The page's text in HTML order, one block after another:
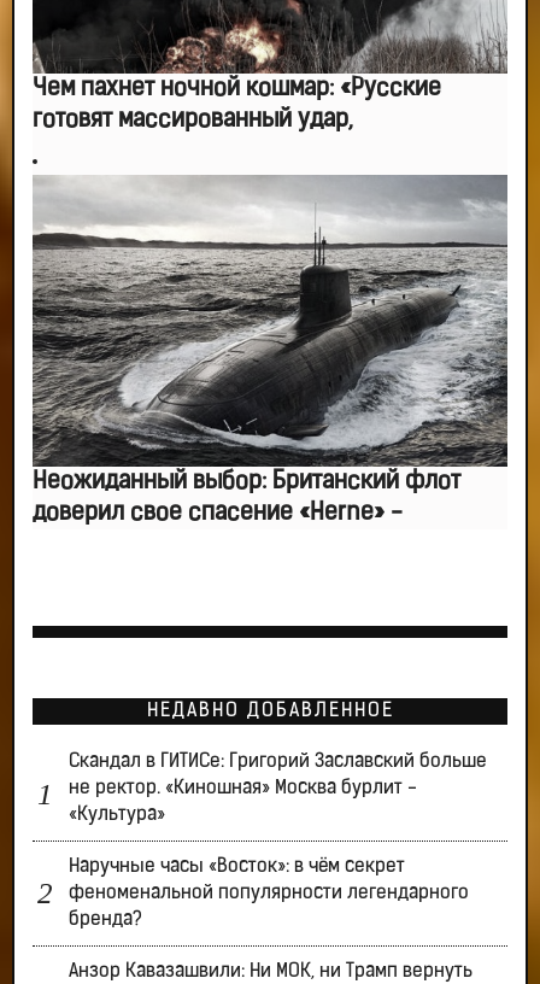
Чем пахнет ночной кошмар: «Русские
готовят массированный удар,
Неожиданный выбор: Британский флот
доверил свое спасение «Herne» -
НЕДАВНО ДОБАВЛЕННОЕ
Скандал в ГИТИСе: Григорий Заславский больше
не ректор. «Киношная» Москва бурлит -
«Культура»
Наручные часы «Восток»: в чём секрет
феноменальной популярности легендарного
бренда?
Анзор Кавазашвили: Ни МОК, ни Трамп вернуть